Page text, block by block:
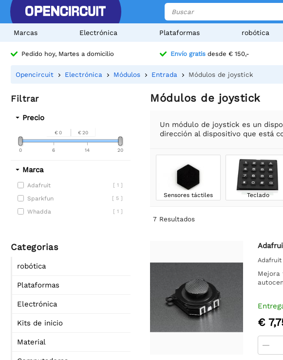
Marcas Electrónica Plataformas robótica
Pedido hoy, Martes a domicilio Envío gratis desde € 150,-
Opencircuit Electrónica Módulos Entrada Módulos de joystick
Filtrar
Precio
€ 0 € 20
0 20
6 14
Marca
Adafruit [ 1 ]
Sparkfun [ 5 ]
Whadda [ 1 ]
Categorias
robótica
Plataformas
Electrónica
Kits de inicio
Material
Módulos de joystick
Un módulo de joystick es un
dirección al dispositivo que está
Sensores táctiles Teclado
7 Resultados
Mejora
€